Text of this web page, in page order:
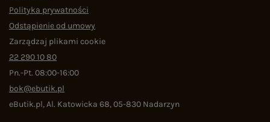
Polityka prywatności
Odstąpienie od umowy
Zarządzaj plikami cookie
22 290 10 80
Pn.-Pt. 08:00-16:00
bok@ebutik.pl
eButik.pl,Al. Katowicka 68,05-830 Nadarzyn